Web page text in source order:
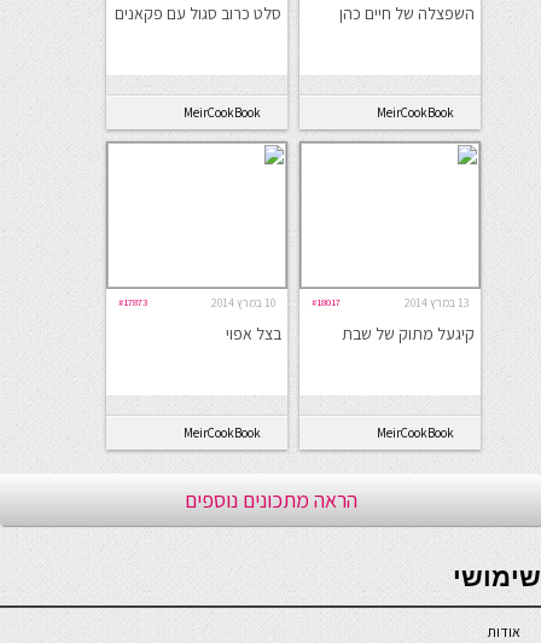
השפצלה של חיים כהן
MeirCookBook
סלט כרוב סגול עם פקאנים
MeirCookBook
13 במרץ 2014 #18017
קיגעל מתוק של שבת
MeirCookBook
10 במרץ 2014 #17873
בצל אפוי
MeirCookBook
הראה מתכונים נוספים
seriöse online casinos österreich
שימושי
אודות